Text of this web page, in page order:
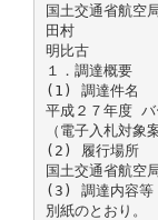
国土交通省航空
田村
明比古
１．調達概要
(1) 調達件名
平成２７年度 バ
（電子入札対象
(2) 履行場所
国土交通省航空
(3) 調達内容等
別紙のとおり。